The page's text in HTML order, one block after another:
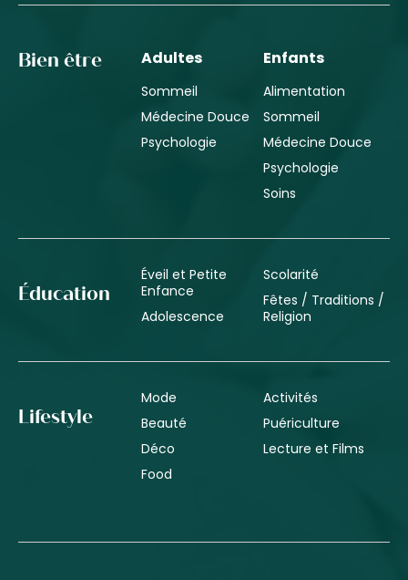
Bien être Adultes
Sommeil
Médecine Douce
Psychologie
Enfants
Alimentation
Sommeil
Médecine Douce
Psychologie
Soins
Éducation
Éveil et Petite
Enfance
Adolescence
Scolarité
Fêtes / Traditions /
Religion
Lifestyle
Mode
Beauté
Déco
Food
Activités
Puériculture
Lecture et Films